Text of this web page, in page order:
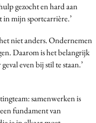
gezocht en hard aan
in mijn sportcarrière.’
niet anders. Ondernemen
Daarom is het belangrijk
even bij stil te staan.’
samenwerken is
fundament van